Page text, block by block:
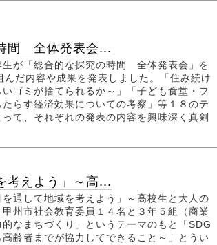
間 全体発表会...
が「総合的な探究の時間 全体発表会」を
だ内容や成果を発表しました。「住み続け
ゴミが捨てられるか～」「子ども食堂・フ
らす経済効果についての考察」等１８のテ
て、それぞれの発表の内容を興味深く真剣
考えよう」～高...
通して地域を考えよう」～高校生と大人の
州市社会教育委員１４名と３年５組（商業
なまちづくり」というテーマのもと「SDG
齢者までが協力してできること～」とうい